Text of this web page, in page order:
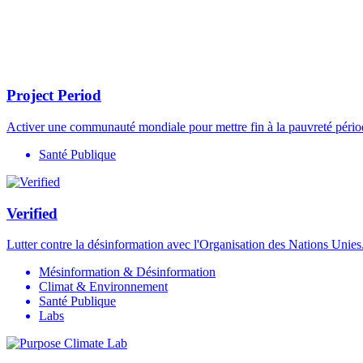
Project Period
Activer une communauté mondiale pour mettre fin à la pauvreté
Santé Publique
Verified
Lutter contre la désinformation avec l'Organisation des Nations Unies.
Mésinformation & Désinformation
Climat & Environnement
Santé Publique
Labs